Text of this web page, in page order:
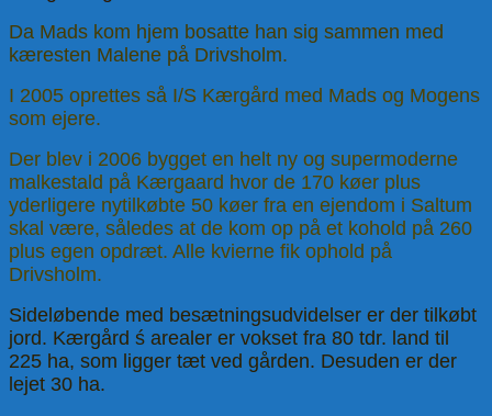
Da Mads kom hjem bosatte han sig sammen med
kæresten Malene på Drivsholm.
I 2005 oprettes så I/S Kærgård med Mads og Mogens
som ejere.
Der blev i 2006 bygget en helt ny og supermoderne
malkestald på Kærgaard hvor de 170 køer plus
yderligere nytilkøbte 50 køer fra en ejendom i Saltum
skal være, således at de kom op på et kohold på 260
plus egen opdræt. Alle kvierne fik ophold på
Drivsholm.
Sideløbende med besætningsudvidelser er der tilkøbt
jord. Kærgård ś arealer er vokset fra 80 tdr. land til
225 ha, som ligger tæt ved gården. Desuden er der
lejet 30 ha.